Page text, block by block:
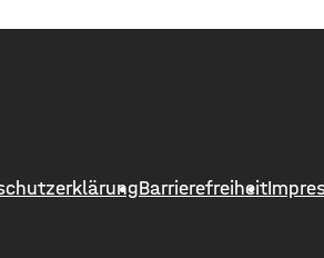
Für
Unterbrechung einen
Antrag gegen eine
Barrierefreiheit